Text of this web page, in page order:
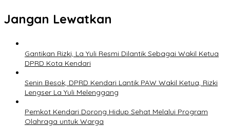
Jangan Lewatkan
Gantikan Rizki, La Yuli Resmi Dilantik Sebagai Wakil Ketua
DPRD Kota Kendari
Senin Besok, DPRD Kendari Lantik PAW Wakil Ketua, Rizki
Lengser La Yuli Melenggang
Pemkot Kendari Dorong Hidup Sehat Melalui Program
Olahraga untuk Warga